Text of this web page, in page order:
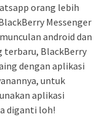
orang lebih
Messenger
android dan
BlackBerry
dengan aplikasi
untuk
aplikasi
diganti loh!